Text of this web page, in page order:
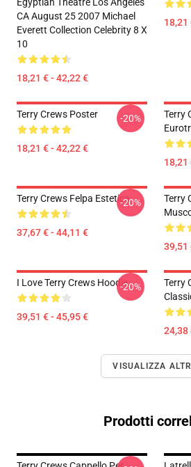
CA August 25 2007 Michael
Everett Collection Celebrity 8 X
10
18,21 € - 42,22 €
18,21
Terry Crews Poster
18,21 € - 42,22 €
-20%
Terry
18,21
Terry Crews Felpa Estetica
37,67 € - 44,11 €
-20%
Terry
39,51
I Love Terry Crews Hoodie
39,51 € - 45,95 €
-20%
Terry
24,38
VISUALIZZA
Prodotti